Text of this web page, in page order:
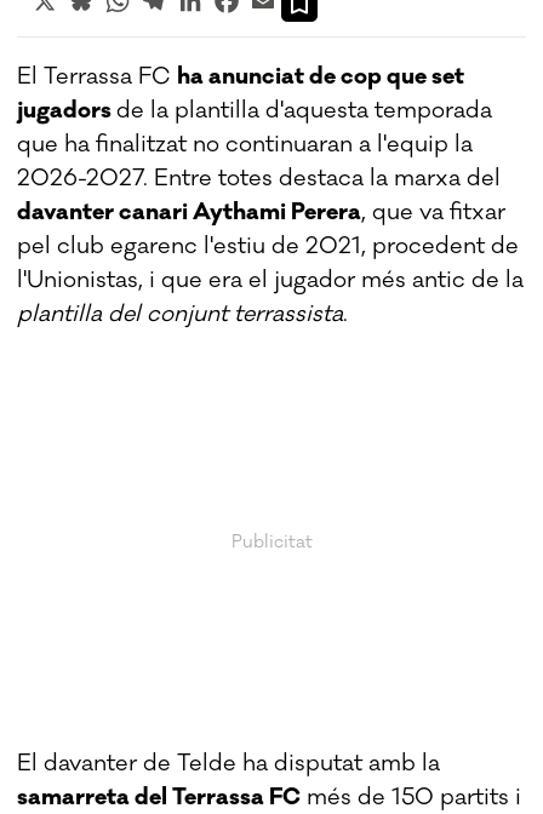
El Terrassa FC ha anunciat de cop que set
jugadorsde la plantilla d'aquesta temporada
que ha finalitzat no continuaran a l'equip la
2026-2027. Entre totes destaca la marxa del
davanter canari Aythami Perera, que va fitxar
pel club egarenc l'estiu de 2021, procedent de
l'Unionistas, i que era el jugador més antic de la
plantilla del conjunt terrassista.
El davanter de Telde ha disputat amb la
samarreta del Terrassa FC més de 150 partits i